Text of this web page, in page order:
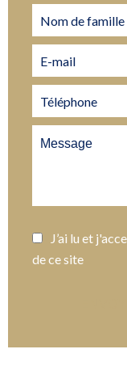
J’ai lu et
de ce site